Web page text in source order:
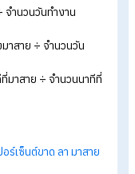
ทำงานวันหยุด
งินเดือน ÷ 30) +เพิ่ม 1 เ
บาท รับเพิ่มอีก 1 เท่า